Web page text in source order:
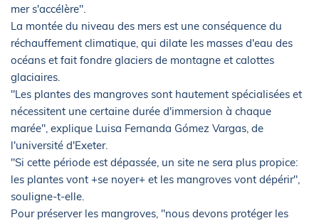
mer s'accélère".
La montée du niveau des mers est une conséquence du
réchauffement climatique, qui dilate les masses d'eau des
océans et fait fondre glaciers de montagne et calottes
glaciaires.
"Les plantes des mangroves sont hautement spécialisées et
nécessitent une certaine durée d'immersion à chaque
marée", explique Luisa Fernanda Gómez Vargas, de
l'université d'Exeter.
"Si cette période est dépassée, un site ne sera plus propice:
les plantes vont +se noyer+ et les mangroves vont dépérir",
souligne-t-elle.
Pour préserver les mangroves, "nous devons protéger les